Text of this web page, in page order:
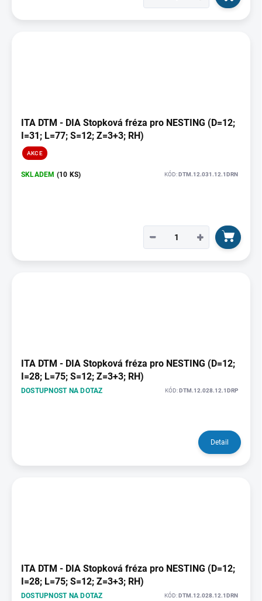
ITA DTM - DIA Stopková fréza pro NESTING (D=12;
I=31; L=77; S=12; Z=3+3; RH)
AKCE
SKLADEM (10 KS) KÓD:DTM.12.031.12.1DRN
+
−
ITA DTM - DIA Stopková fréza pro NESTING (D=12;
I=28; L=75; S=12; Z=3+3; RH)
DOSTUPNOST NA DOTAZ KÓD:DTM.12.028.12.1DRP
Detail
ITA DTM - DIA Stopková fréza pro NESTING (D=12;
I=28; L=75; S=12; Z=3+3; RH)
DOSTUPNOST NA DOTAZ KÓD:DTM.12.028.12.1DRN